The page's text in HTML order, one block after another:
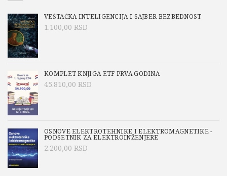
VEŠTAČKA INTELIGENCIJA I SAJBER BEZBEDNOST
1.100,00 RSD
KOMPLET KNJIGA ETF PRVA GODINA
45.810,00 RSD
OSNOVE ELEKTROTEHNIKE I ELEKTROMAGNETIKE -
PODSETNIK ZA ELEKTROINŽENJERE
2.200,00 RSD